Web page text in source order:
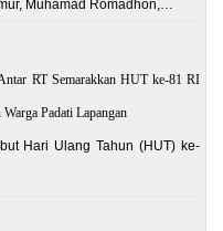
Muhamad Romadhon,…
RT Semarakkan HUT ke-81 RI
Padati Lapangan
Hari Ulang Tahun (HUT) ke-